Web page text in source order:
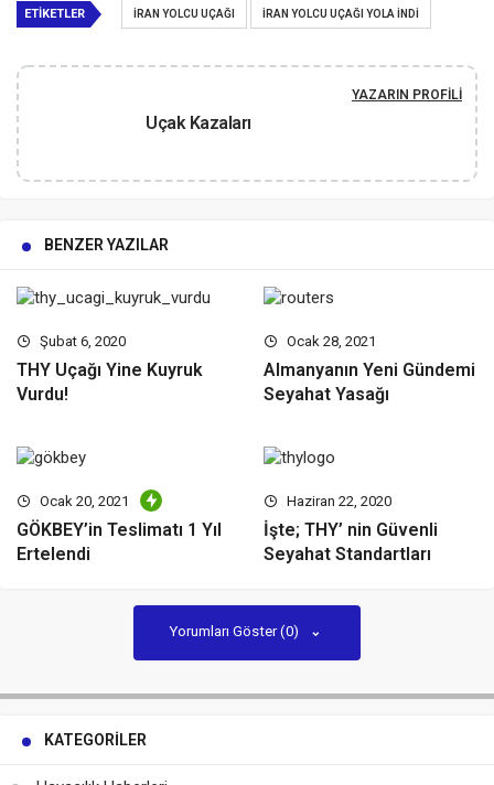
ETIKETLER İRAN YOLCU UÇAĞI İRAN YOLCU UÇAĞI YOLA INDI
Uçak Kazaları
YAZARIN PROFILI
BENZER YAZILAR
Şubat 6, 2020
THY Uçağı Yine Kuyruk
Vurdu!
Ocak 28, 2021
Almanyanın Yeni Gündemi
Seyahat Yasağı
Ocak 20, 2021
GÖKBEY’in Teslimatı 1 Yıl
Ertelendi
Haziran 22, 2020
İşte; THY’ nin Güvenli
Seyahat Standartları
Yorumları Göster (0)
KATEGORILER